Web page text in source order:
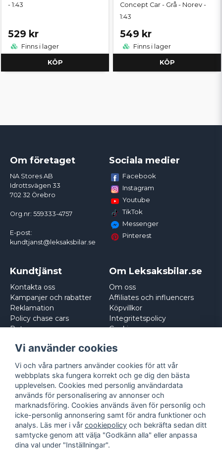
- 1:43
529 kr
Finns i lager
KÖP
Concept Car - Grå - Norev -
1:43
549 kr
Finns i lager
KÖP
Om företaget
NA Stores AB
Idrottsvägen 33
702 32 Örebro
Org.nr: 559333-4757
E-post:
kundtjanst@leksaksbilar.se
Sociala medier
Facebook
Instagram
Youtube
TikTok
Messenger
Pinterest
Kundtjänst
Kontakta oss
Kampanjer och rabatter
Reklamation
Policy chase cars
Returnera
Om Leksaksbilar.se
Om oss
Affiliates och influencers
Köpvillkor
Integritetspolicy
Cookies
Vi använder cookies
Vi och våra partners använder cookies för att vår
webbplats ska fungera korrekt och ge dig den bästa
upplevelsen. Cookies med personlig användardata
används för personalisering av annonser och
marknadsföring. Cookies används även för personlig och
icke-personlig annonsering samt för andra funktioner och
analys. Läs mer i vår cookiepolicy och bekräfta sedan ditt
samtycke genom att välja "Godkänn alla" eller anpassa
dina val under "Inställningar".